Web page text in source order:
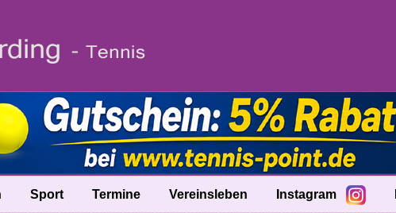
Sport Termine Vereinsleben Instagram